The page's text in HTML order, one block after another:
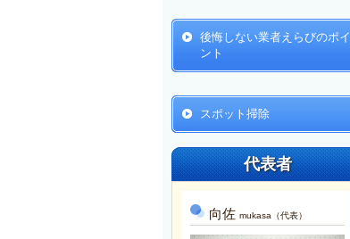
後悔しない業者えらびのポイ
ント
スポット掃除
代表者
向佐 mukasa（代表）